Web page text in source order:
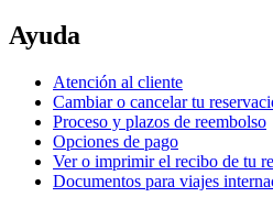
Ayuda
Atención al cliente
Cambiar o cancelar tu
Proceso y plazos de reembolso
Opciones de pago
Ver o imprimir el recibo de tu
Documentos para viajes